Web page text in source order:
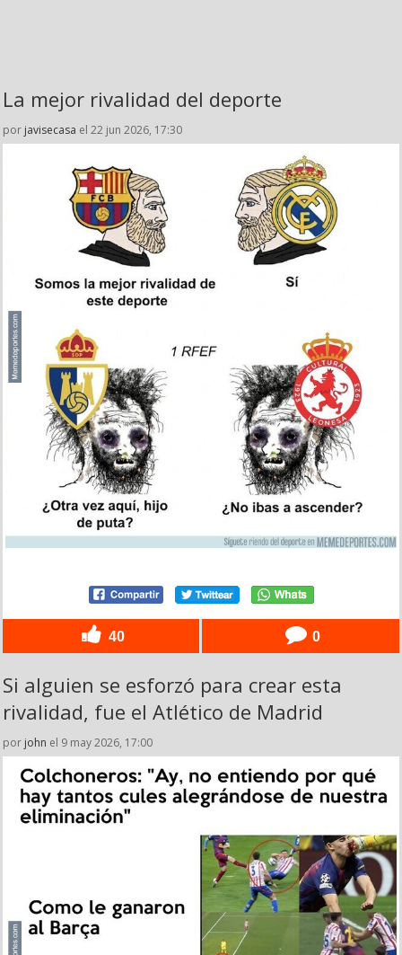
La mejor rivalidad del deporte
por javisecasa el 22 jun 2026, 17:30
40 0
Si alguien se esforzó para crear esta
rivalidad, fue el Atlético de Madrid
por john el 9 may 2026, 17:00